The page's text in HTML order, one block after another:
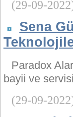
(29-09-
Sena
Paradox
bayii ve
(29-09-